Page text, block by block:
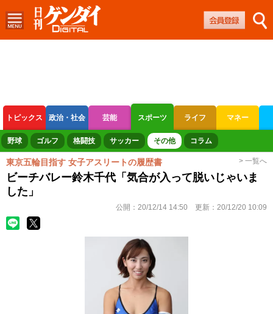
トピックス 政治・社会 芸能 スポーツ ライフ マネー
ボートレース 競輪 オートレース
野球 ゴルフ 格闘技 サッカー その他 コラム
東京五輪目指す 女子アスリートの履歴書 > 一覧へ
ビーチバレー鈴木千代「気合が入って脱いじゃいま
した」
公開： 20/12/14 14:50 更新： 20/12/20 10:09